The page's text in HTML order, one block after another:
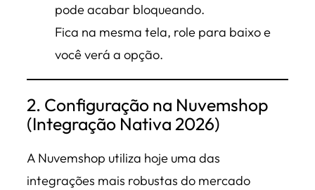
pode acabar bloqueando.
Fica na mesma tela, role para baixo e
você verá a opção.
2. Configuração na Nuvemshop
(Integração Nativa 2026)
A Nuvemshop utiliza hoje uma das
integrações mais robustas do mercado